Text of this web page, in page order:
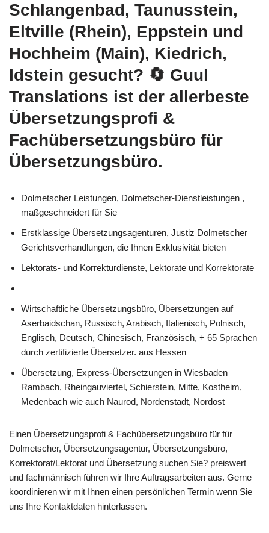
Schlangenbad, Taunusstein,
Eltville (Rhein), Eppstein und
Hochheim (Main), Kiedrich,
Idstein gesucht? 🔄 Guul
Translations ist der allerbeste
Übersetzungsprofi &
Fachübersetzungsbüro für
Übersetzungsbüro.
Dolmetscher Leistungen, Dolmetscher-Dienstleistungen ,
maßgeschneidert für Sie
Erstklassige Übersetzungsagenturen, Justiz Dolmetscher
Gerichtsverhandlungen, die Ihnen Exklusivität bieten
Lektorats- und Korrekturdienste, Lektorate und Korrektorate
Wirtschaftliche Übersetzungsbüro, Übersetzungen auf
Aserbaidschan, Russisch, Arabisch, Italienisch, Polnisch,
Englisch, Deutsch, Chinesisch, Französisch, + 65 Sprachen
durch zertifizierte Übersetzer. aus Hessen
Übersetzung, Express-Übersetzungen in Wiesbaden
Rambach, Rheingauviertel, Schierstein, Mitte, Kostheim,
Medenbach wie auch Naurod, Nordenstadt, Nordost
Einen Übersetzungsprofi & Fachübersetzungsbüro für für
Dolmetscher, Übersetzungsagentur, Übersetzungsbüro,
Korrektorat/Lektorat und Übersetzung suchen Sie? preiswert
und fachmännisch führen wir Ihre Auftragsarbeiten aus. Gerne
koordinieren wir mit Ihnen einen persönlichen Termin wenn Sie
uns Ihre Kontaktdaten hinterlassen.